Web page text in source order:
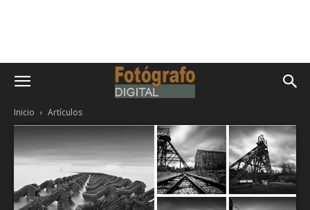
Inicio Artículos